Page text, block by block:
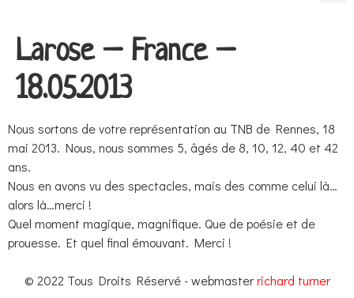
Larose – France –
18.05.2013
Nous sortons de votre représentation au TNB de Rennes, 18
mai 2013. Nous, nous sommes 5, âgés de 8, 10, 12, 40 et 42
ans.
Nous en avons vu des spectacles, mais des comme celui là…
alors là…merci !
Quel moment magique, magnifique. Que de poésie et de
prouesse. Et quel final émouvant. Merci !
© 2022 Tous Droits Réservé - webmasterrichard turner